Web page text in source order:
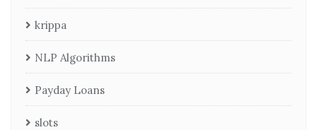
krippa
NLP Algorithms
Payday Loans
slots